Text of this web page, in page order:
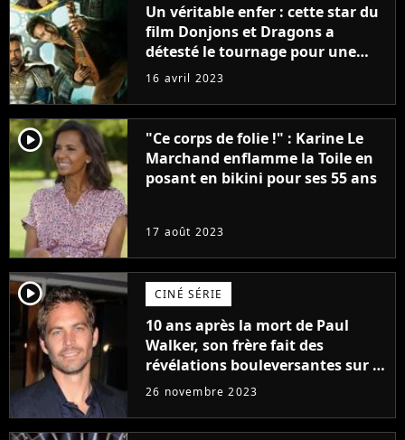
Un véritable enfer : cette star du
film Donjons et Dragons a
détesté le tournage pour une
raison très spéciale
16 avril 2023
player2
"Ce corps de folie !" : Karine Le
Marchand enflamme la Toile en
posant en bikini pour ses 55 ans
17 août 2023
player2 CINÉ SÉRIE
10 ans après la mort de Paul
Walker, son frère fait des
révélations bouleversantes sur la
réaction des acteurs de Fast and
26 novembre 2023